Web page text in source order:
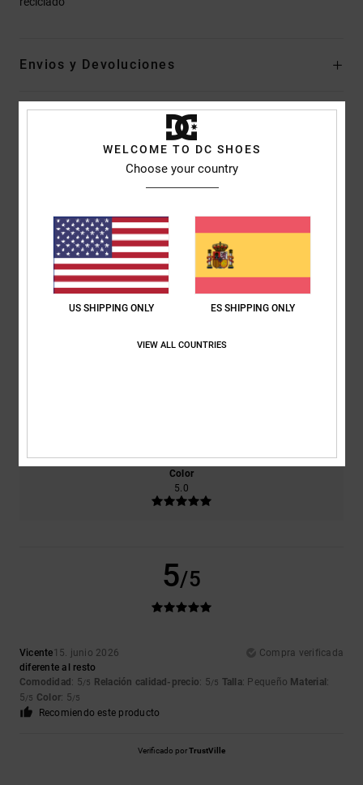
Envios y Devoluciones
Reseñas de los clientes
Puntuación media
5.0/5
basado en1 reseñas verificadas
Relación calidad-precio
Color
5.0
5/5
Vicente15. junio 2026
Compra verificada
diferente al resto
Comodidad : 5/5 Relación calidad-precio: 5/5 Talla: Pequeño Material :
5/5 Color: 5/5
Recomiendo este producto
Verificado porTrustVille
WELCOME TO DC SHOES
Choose your country
US SHIPPING ONLY ES SHIPPING ONLY
VIEW ALL COUNTRIES